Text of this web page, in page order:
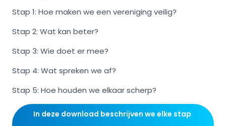
Stap 1: Hoe maken we een vereniging veilig?
Stap 2: Wat kan beter?
Stap 3: Wie doet er mee?
Stap 4: Wat spreken we af?
Stap 5: Hoe houden we elkaar scherp?
In deze download beschrijven we elke stap